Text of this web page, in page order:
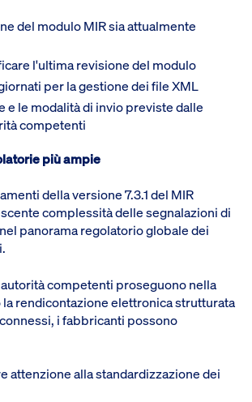
del modulo MIR sia attualmente
l'ultima revisione del modulo
per la gestione dei file XML
e le modalità di invio previste dalle
competenti
più ampie
della versione 7.3.1 del MIR
complessità delle segnalazioni di
panorama regolatorio globale dei
competenti proseguono nella
rendicontazione elettronica strutturata
i fabbricanti possono
attenzione alla standardizzazione dei